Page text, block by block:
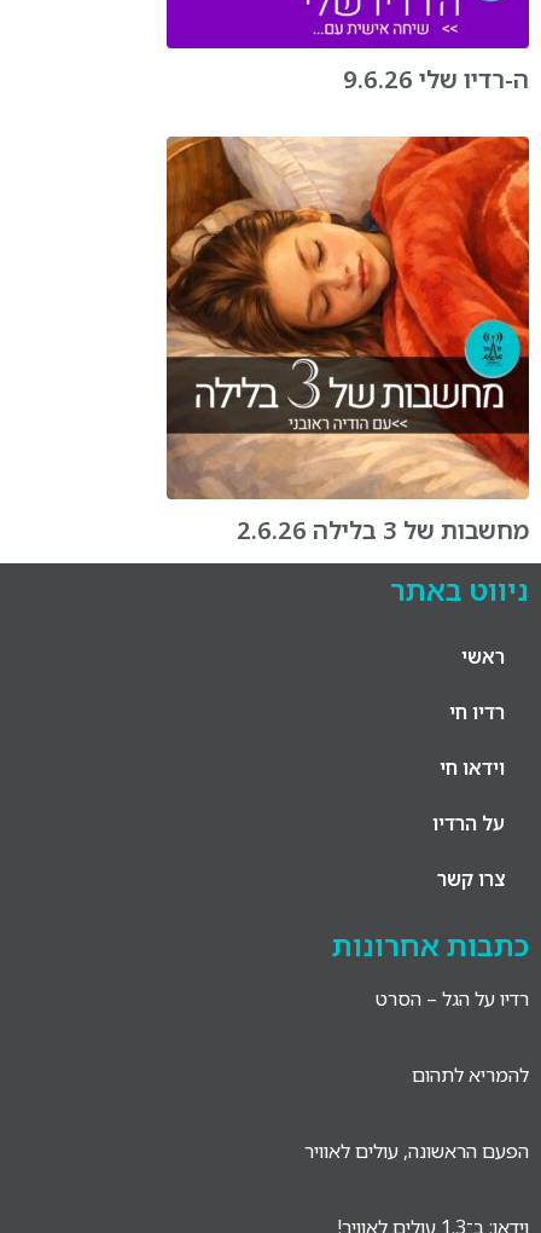
ה-רדיו שלי 9.6.26
מחשבות של 3 בלילה 2.6.26
ניווט באתר
ראשי
רדיו חי
וידאו חי
על הרדיו
צרו קשר
כתבות אחרונות
רדיו על הגל – הסרט
להמריא לתהום
הפעם הראשונה, עולים לאוויר
וידאו: ב־1.3 עולים לאוויר!